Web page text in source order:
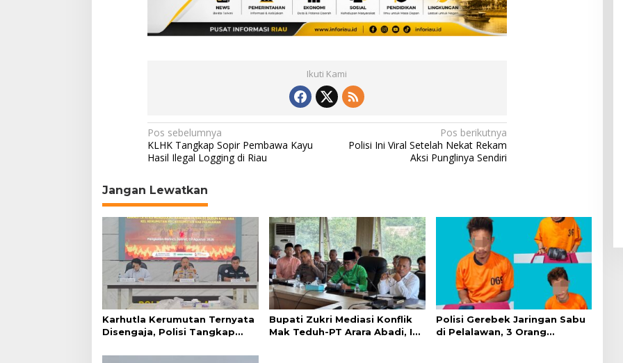
Ikuti Kami
N
a
i
g
a
s
i
p
o
s
Pos sebelumnya
KLHK Tangkap Sopir Pembawa Kayu
Hasil Ilegal Logging di Riau
Pos berikutnya
Polisi Ini Viral Setelah Nekat Rekam
Aksi Punglinya Sendiri
Jangan Lewatkan
Karhutla Kerumutan Ternyata
Disengaja, Polisi Tangkap
Bupati Zukri Mediasi Konflik
Mak Teduh-PT Arara Abadi, Ini
Polisi Gerebek Jaringan Sabu
di Pelalawan, 3 Orang